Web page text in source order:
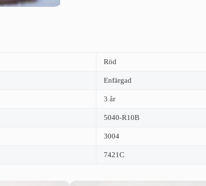
Röd
Enfärgad
3 år
5040-R10B
3004
7421C